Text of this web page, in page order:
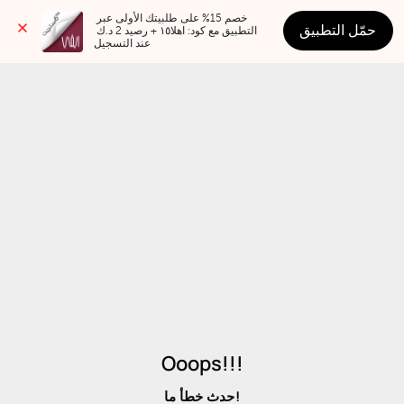
عند التسجيل
حمّل التطبيق
Ooops!!!
حدث خطأ ما!